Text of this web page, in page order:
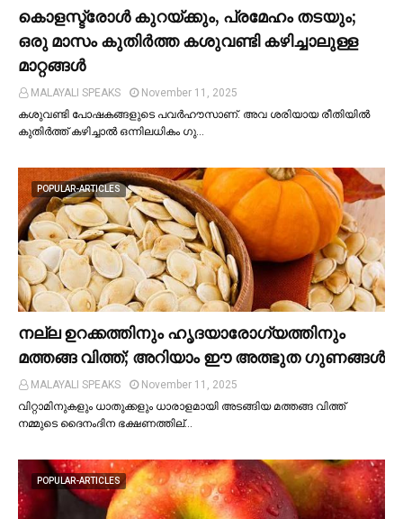
കൊളസ്ട്രോള്‍ കുറയ്ക്കും, പ്രമേഹം തടയും;
ഒരു മാസം കുതിര്‍ത്ത കശുവണ്ടി കഴിച്ചാലുള്ള
മാറ്റങ്ങള്‍
MALAYALI SPEAKS
November 11, 2025
കശുവണ്ടി പോഷകങ്ങളുടെ പവർഹൗസാണ്. അവ ശരിയായ രീതിയില്‍
കുതിർത്ത് കഴിച്ചാല്‍ ഒന്നിലധികം ഗു…
POPULAR-ARTICLES
നല്ല ഉറക്കത്തിനും ഹൃദയാരോഗ്യത്തിനും
മത്തങ്ങ വിത്ത്; അറിയാം ഈ അത്ഭുത ഗുണങ്ങള്‍
MALAYALI SPEAKS
November 11, 2025
വിറ്റാമിനുകളും ധാതുക്കളും ധാരാളമായി അടങ്ങിയ മത്തങ്ങ വിത്ത്
നമ്മുടെ ദൈനംദിന ഭക്ഷണത്തില്…
POPULAR-ARTICLES